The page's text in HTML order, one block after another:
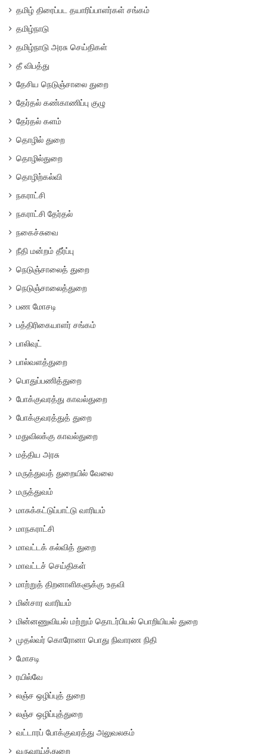
தமிழ் திரைப்பட தயாரிப்பாளர்கள் சங்கம்
தமிழ்நாடு
தமிழ்நாடு அரசு செய்திகள்
தீ விபத்து
தேசிய நெடுஞ்சாலை துறை
தேர்தல் கண்காணிப்பு குழு
தேர்தல் களம்
தொழில் துறை
தொழில்துறை
தொழிற்கல்வி
நகராட்சி
நகராட்சி தேர்தல்
நகைச்சுவை
நீதி மன்றம் தீர்ப்பு
நெடுஞ்சாலைத் துறை
நெடுஞ்சாலைத்துறை
பண மோசடி
பத்திரிகையாளர் சங்கம்
பாலிவுட்
பால்வளத்துறை
பொதுப்பணித்துறை
போக்குவரத்து காவல்துறை
போக்குவரத்துத் துறை
மதுவிலக்கு காவல்துறை
மத்திய அரசு
மருத்துவத் துறையில் வேலை
மருத்துவம்
மாசுக்கட்டுப்பாட்டு வாரியம்
மாநகராட்சி
மாவட்டக் கல்வித் துறை
மாவட்டச் செய்திகள்
மாற்றுத் திறனாளிகளுக்கு உதவி
மின்சார வாரியம்
மின்னணுவியல் மற்றும் தொடர்பியல் பொறியியல் துறை
முதல்வர் கொரோனா பொது நிவாரண நிதி
மோசடி
ரயில்வே
லஞ்ச ஒழிப்புத் துறை
லஞ்ச ஒழிப்புத்துறை
வட்டாரப் போக்குவரத்து அலுவலகம்
வருவாய்த்துறை